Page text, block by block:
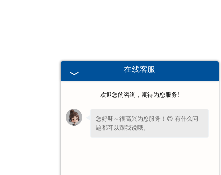
在线客服
欢迎您的咨询，期待为您服务!
您好呀～很高兴为您服务！😊 有什么问
题都可以跟我说哦。